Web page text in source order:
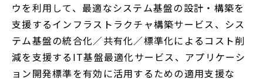
ウを利用して、最適なシステム基盤の設計・構築を
支援するインフラストラクチャ構築サービス、シス
テム基盤の統合化／共有化／標準化によるコスト削
減を支援するIT基盤最適化サービス、アプリケーシ
ョン開発標準を有効に活用するための適用支援な